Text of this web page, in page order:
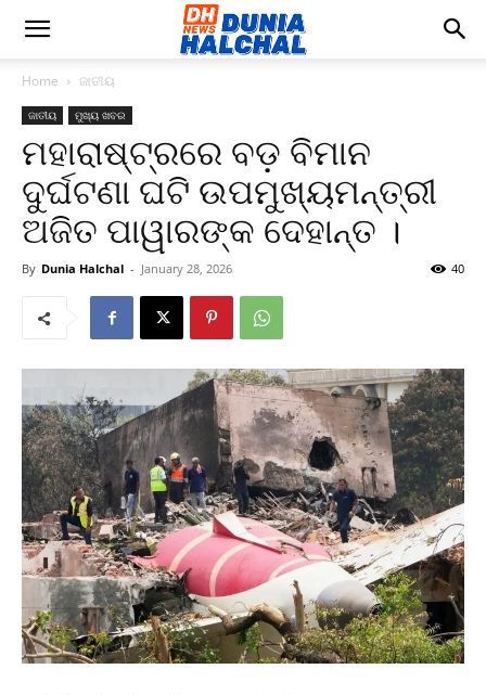
Home ଜାତୀୟ
ଜାତୀୟ ମୁଖ୍ୟ ଖବର
ମହାରାଷ୍ଟ୍ରରେ ବଡ଼ ବିମାନ
ଦୁର୍ଘଟଣା ଘଟି ଉପମୁଖ୍ୟମନ୍ତ୍ରୀ
ଅଜିତ ପାୱାରଙ୍କ ଦେହାନ୍ତ ।
By Dunia Halchal - January 28, 2026 40